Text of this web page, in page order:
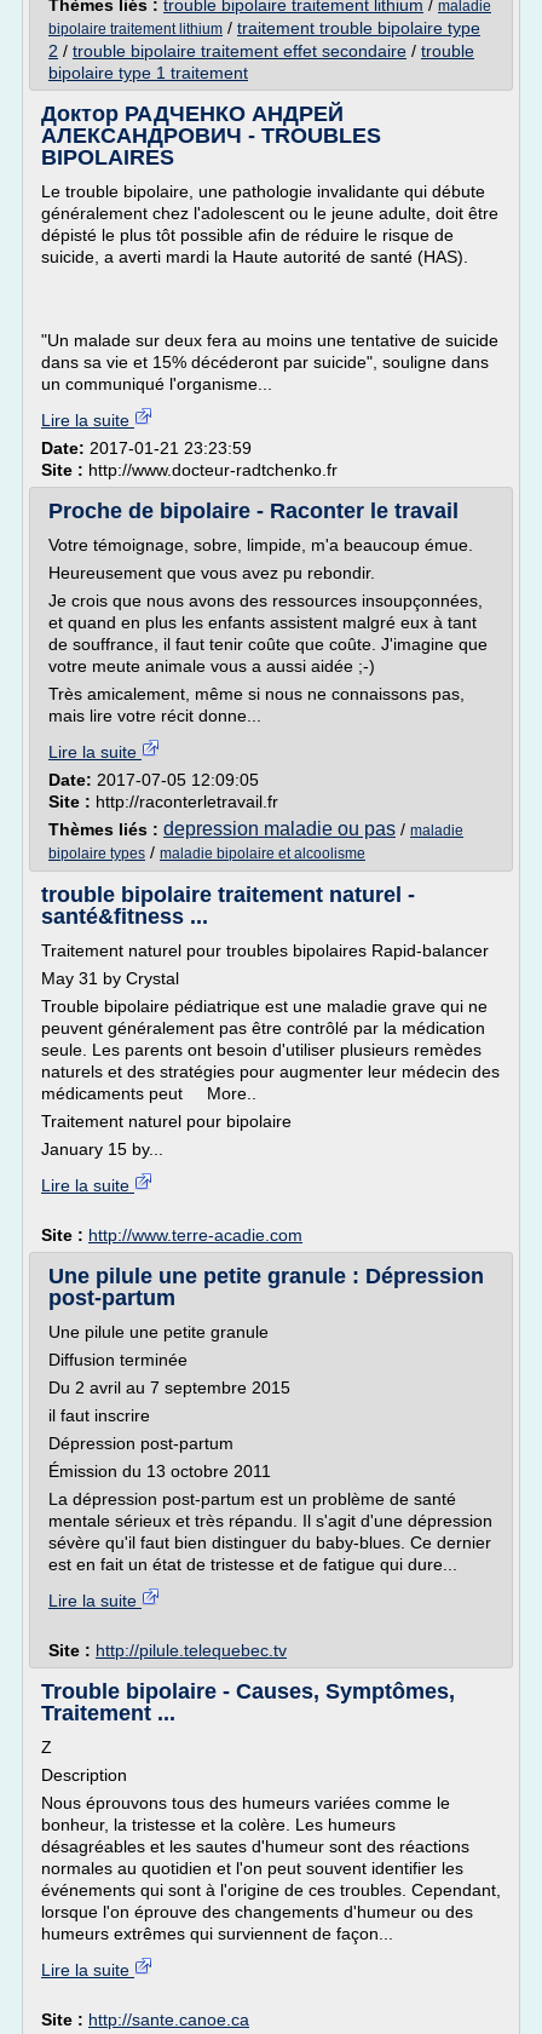
Thèmes liés : trouble bipolaire traitement lithium / maladie
bipolaire traitement lithium / traitement trouble bipolaire type
2 / trouble bipolaire traitement effet secondaire / trouble
bipolaire type 1 traitement
Доктор РАДЧЕНКО АНДРЕЙ
АЛЕКСАНДРОВИЧ - TROUBLES
BIPOLAIRES
Le trouble bipolaire, une pathologie invalidante qui débute
généralement chez l'adolescent ou le jeune adulte, doit être
dépisté le plus tôt possible afin de réduire le risque de
suicide, a averti mardi la Haute autorité de santé (HAS).
"Un malade sur deux fera au moins une tentative de suicide
dans sa vie et 15% décéderont par suicide", souligne dans
un communiqué l'organisme...
Lire la suite
Date: 2017-01-21 23:23:59
Site : http://www.docteur-radtchenko.fr
Proche de bipolaire - Raconter le travail
Votre témoignage, sobre, limpide, m'a beaucoup émue.
Heureusement que vous avez pu rebondir.
Je crois que nous avons des ressources insoupçonnées,
et quand en plus les enfants assistent malgré eux à tant
de souffrance, il faut tenir coûte que coûte. J'imagine que
votre meute animale vous a aussi aidée ;-)
Très amicalement, même si nous ne connaissons pas,
mais lire votre récit donne...
Lire la suite
Date: 2017-07-05 12:09:05
Site : http://raconterletravail.fr
Thèmes liés : depression maladie ou pas / maladie
bipolaire types / maladie bipolaire et alcoolisme
trouble bipolaire traitement naturel -
santé&fitness ...
Traitement naturel pour troubles bipolaires Rapid-balancer
May 31 by Crystal
Trouble bipolaire pédiatrique est une maladie grave qui ne
peuvent généralement pas être contrôlé par la médication
seule. Les parents ont besoin d'utiliser plusieurs remèdes
naturels et des stratégies pour augmenter leur médecin des
médicaments peut More..
Traitement naturel pour bipolaire
January 15 by...
Lire la suite
Site : http://www.terre-acadie.com
Une pilule une petite granule : Dépression
post-partum
Une pilule une petite granule
Diffusion terminée
Du 2 avril au 7 septembre 2015
il faut inscrire
Dépression post-partum
Émission du 13 octobre 2011
La dépression post-partum est un problème de santé
mentale sérieux et très répandu. Il s'agit d'une dépression
sévère qu'il faut bien distinguer du baby-blues. Ce dernier
est en fait un état de tristesse et de fatigue qui dure...
Lire la suite
Site : http://pilule.telequebec.tv
Trouble bipolaire - Causes, Symptômes,
Traitement ...
Z
Description
Nous éprouvons tous des humeurs variées comme le
bonheur, la tristesse et la colère. Les humeurs
désagréables et les sautes d'humeur sont des réactions
normales au quotidien et l'on peut souvent identifier les
événements qui sont à l'origine de ces troubles. Cependant,
lorsque l'on éprouve des changements d'humeur ou des
humeurs extrêmes qui surviennent de façon...
Lire la suite
Site : http://sante.canoe.ca